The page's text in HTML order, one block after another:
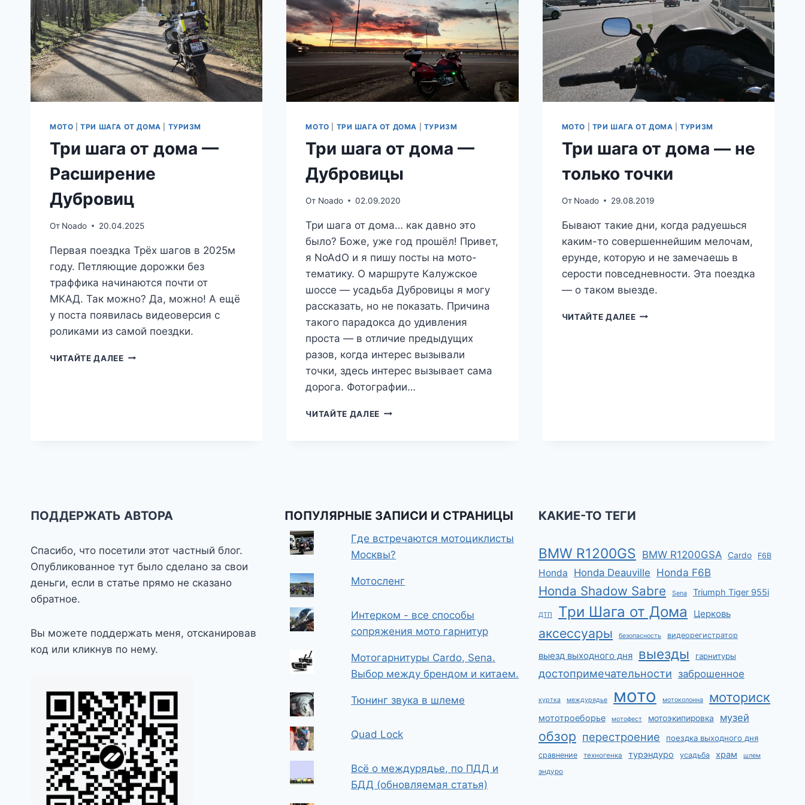
МОТО |ТРИ ШАГА ОТ ДОМА ТУРИЗМ
Три шага от дома —
Расширение
Дубровиц
От Noado 20.04.2025
Первая поездка Трёх шагов в 2025м
году. Петляющие дорожки без
траффика начинаются почти от
МКАД. Так можно? Да, можно! А ещё
у поста появилась видеоверсия с
роликами из самой поездки.
ЧИТАЙТЕ ДАЛЕЕТРИ
МОТО ТРИ ШАГА ОТ ДОМА ТУРИЗМ
Три шага от дома —
Дубровицы
От Noado 02.09.2020
Три шага от дома… как давно это
было? Боже, уже год прошёл! Привет,
я NoAdO и я пишу посты на мото-
тематику. О маршруте Калужское
шоссе — усадьба Дубровицы я могу
рассказать, но не показать. Причина
такого парадокса до удивления
проста — в отличие предыдущих
разов, когда интерес вызывали
точки, здесь интерес вызывает сама
дорога. Фотографии…
ЧИТАЙТЕ ДАЛЕЕ ТРИ
МОТО ТРИ ШАГА ОТ ДОМА |ТУРИЗМ
Три шага от дома — не
только точки
От Noado 29.08.2019
Бывают такие дни, когда радуешься
каким-то совершеннейшим мелочам,
ерунде, которую и не замечаешь в
серости повседневности. Эта поездка
— о таком выезде.
ЧИТАЙТЕ ДАЛЕЕТРИ
ПОДДЕРЖАТЬ АВТОРА
Спасибо, что посетили этот частный блог.
Опубликованное тут было сделано за свои
деньги, если в статье прямо не сказано
обратное.
Вы можете поддержать меня, отсканировав
код или кликнув по нему.
ПОПУЛЯРНЫЕ ЗАПИСИ И СТРАНИЦЫ
Где встречаются мотоциклисты
Москвы?
Мотосленг
Интерком - все способы
сопряжения мото гарнитур
Мотогарнитуры Cardo, Sena.
Выбор между брендом и китаем.
Тюнинг звука в шлеме
Quad Lock
Всё о междурядье, по ПДД и
БДД (обновляемая статья)
КАКИЕ-ТО ТЕГИ
BMW R1200GS BMW R1200GSA Cardo F6B
Honda Honda Deauville Honda F6B
Honda Shadow Sabre Sena Triumph Tiger 955i
ДТП Три Шага от Дома Церковь
аксессуары безопасность видеорегистратор
выезд выходного дня выезды гарнитуры
достопримечательности заброшенное
куртка междурядье мото мотоколонна моториск
мототроеборье мотофест мотоэкипировка музей
обзор перестроение поездка выходного дня
сравнение техногенка турэндуро усадьба храм шлем
эндуро